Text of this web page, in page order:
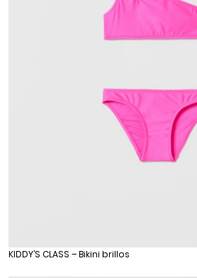
KIDDY’S CLASS – Bikini brillos